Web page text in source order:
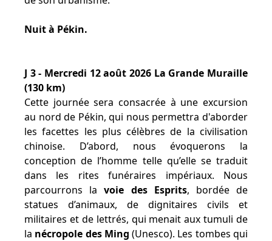
Nuit à Pékin.
J 3 - Mercredi 12 août 2026 La Grande Muraille
(130 km)
Cette journée sera consacrée à une excursion
au nord de Pékin, qui nous permettra d'aborder
les facettes les plus célèbres de la civilisation
chinoise. D’abord, nous évoquerons la
conception de l’homme telle qu’elle se traduit
dans les rites funéraires impériaux. Nous
parcourrons lavoie des Esprits, bordée de
statues d’animaux, de dignitaires civils et
militaires et de lettrés, qui menait aux tumuli de
la nécropole des Ming (Unesco). Les tombes qui